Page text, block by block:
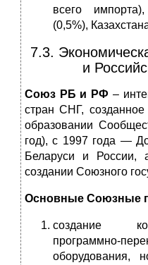
всего
(0,5%),
7.3.
и
Союз РБ и РФ –
стран СНГ,
образовании
год), с 1997 года —
Беларуси и
создании Союзного
Основные Союзные
создание
программно-
оборудования,